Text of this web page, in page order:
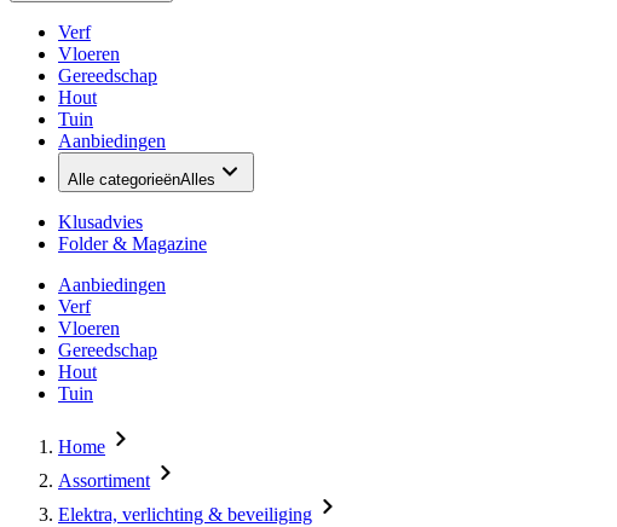
Verf
Vloeren
Gereedschap
Hout
Tuin
Aanbiedingen
Alle categorieënAlles
Klusadvies
Folder & Magazine
Aanbiedingen
Verf
Vloeren
Gereedschap
Hout
Tuin
Home
Assortiment
Elektra, verlichting & beveiliging